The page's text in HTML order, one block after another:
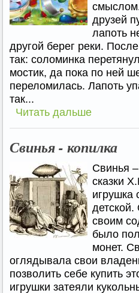
друзей
лапоть
другой берег реки.
так: соломинка
мостик, да пока по ней
переломилась. Лапоть
так...
Читать дальше
Свинья - копилка
Свинья
сказки
игрушка
своим
было
монет.
оглядывала свои
позволить себе купить
игрушки затеяли